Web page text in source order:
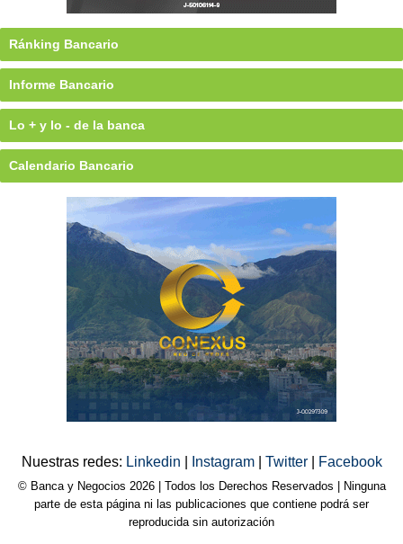
Ránking Bancario
Informe Bancario
Lo + y lo - de la banca
Calendario Bancario
Nuestras redes: Linkedin Instagram Twitter Facebook
© Banca y Negocios 2026 | Todos los Derechos Reservados | Ninguna
parte de esta página ni las publicaciones que contiene podrá ser
reproducida sin autorización